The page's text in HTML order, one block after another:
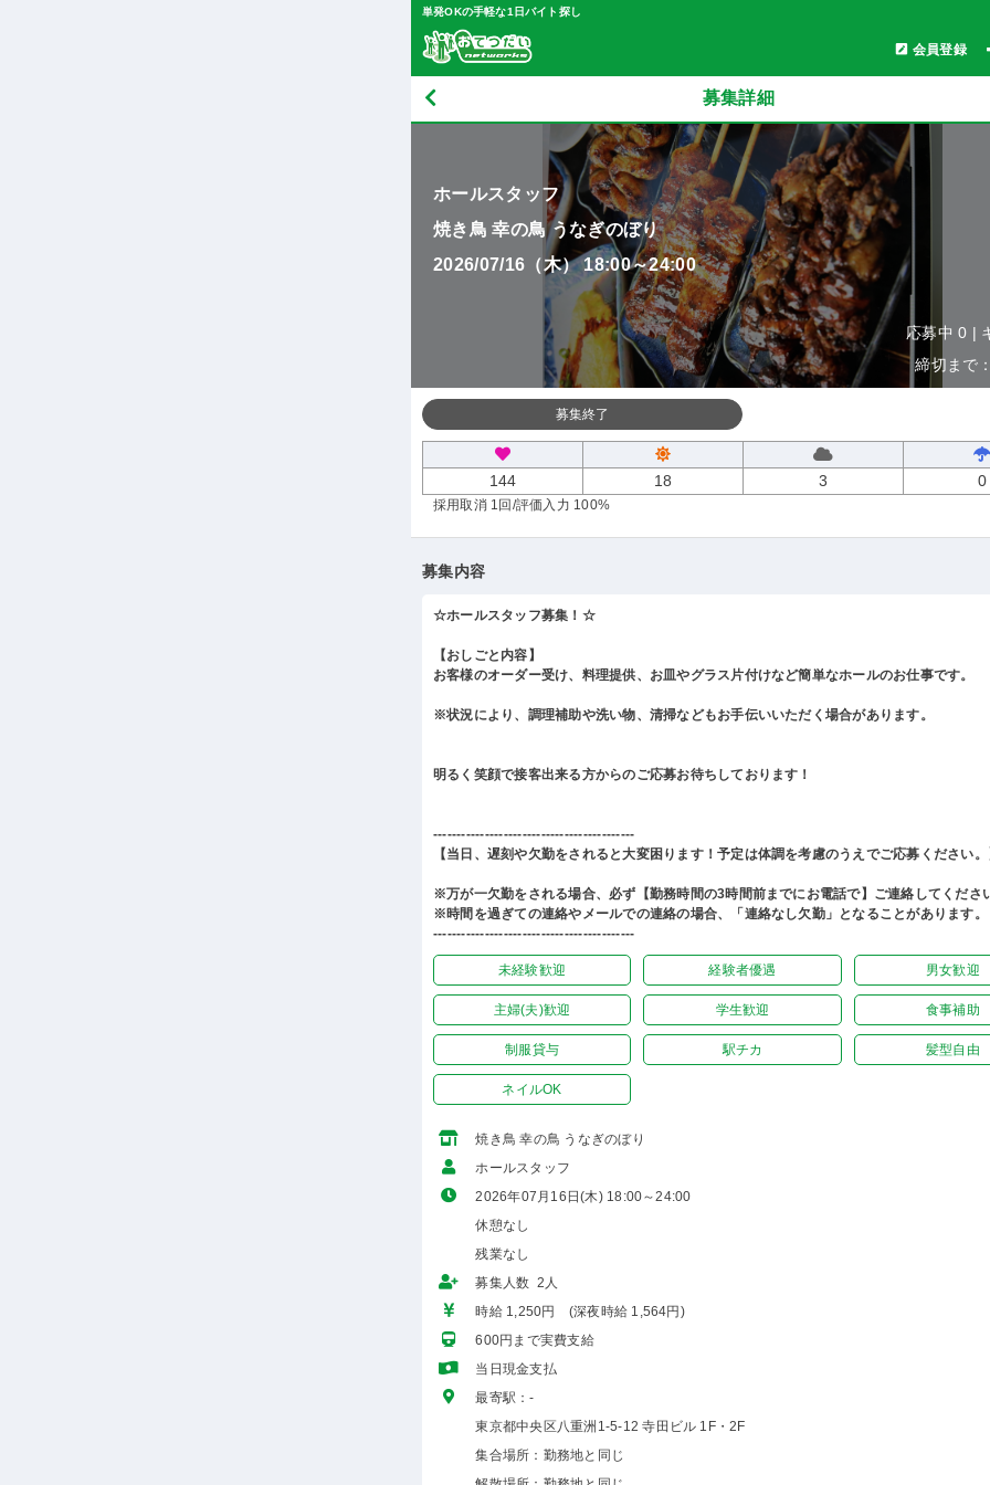
単発OKの手軽な1日バイト探し
会員登録
募集詳細
ホールスタッフ
焼き鳥 幸の鳥 うなぎのぼり
2026/07/16（木） 18:00～24:00
応募中 0 |
締切まで
募集終了
144 18 3 0
採用取消 1回 /評価入力 100%
募集内容
☆ホールスタッフ募集！☆
【おしごと内容】
お客様のオーダー受け、料理提供、お皿やグラス片付けなど簡単なホールのお仕事です。
※状況により、調理補助や洗い物、清掃などもお手伝いいただく場合があります。
明るく笑顔で接客出来る方からのご応募お待ちしております！
-------------------------------------------
【当日、遅刻や欠勤をされると大変困ります！予定は体調を考慮のうえでご応募ください
※万が一欠勤をされる場合、必ず【勤務時間の3時間前までにお電話で】ご連絡してくださ
※時間を過ぎての連絡やメールでの連絡の場合、「連絡なし欠勤」となることがあります。
-------------------------------------------
未経験歓迎 経験者優遇 男女歓迎
主婦(夫)歓迎 学生歓迎 食事補助
制服貸与 駅チカ 髪型自由
ネイルOK
焼き鳥 幸の鳥 うなぎのぼり
ホールスタッフ
2026年07月16日(木) 18:00～24:00
休憩なし
残業なし
募集人数 2人
時給 1,250円 (深夜時給 1,564円)
600円まで実費支給
当日現金支払
最寄駅：-
東京都中央区八重洲1-5-12 寺田ビル 1F・2F
集合場所：勤務地と同じ